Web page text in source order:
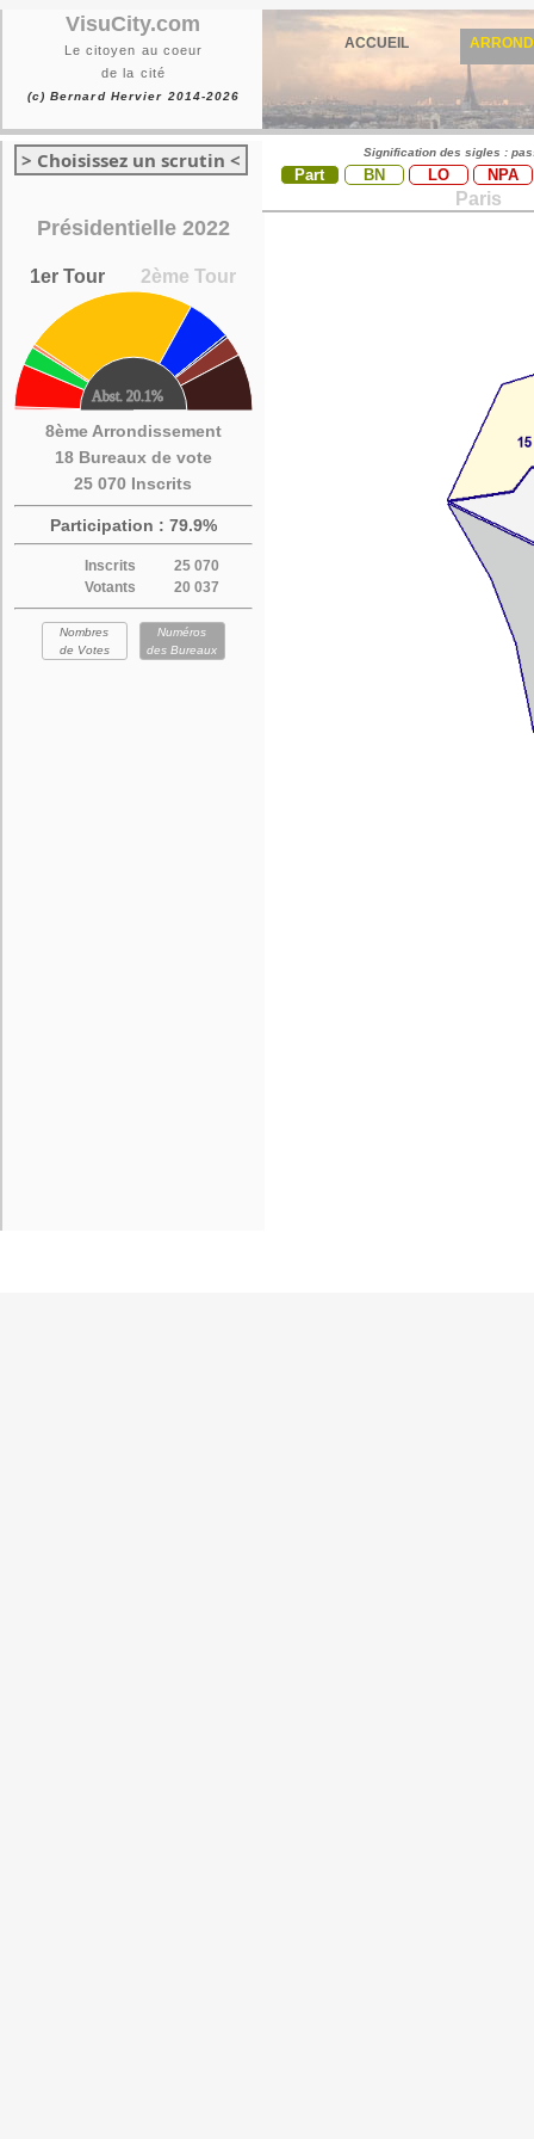
VisuCity.com
Le citoyen au coeur
de la cité
(c) Bernard Hervier 2014-2026
ACCUEIL
> Choisissez un scrutin <
Présidentielle 2022
1er Tour 2ème Tour
8ème Arrondissement
18 Bureaux de vote
25 070 Inscrits
Participation : 79.9%
Inscrits
25 070
Votants
20 037
Nombres
de Votes
Numéros
des Bureaux
Signification des sigles :
Part BN LO NPA
Paris